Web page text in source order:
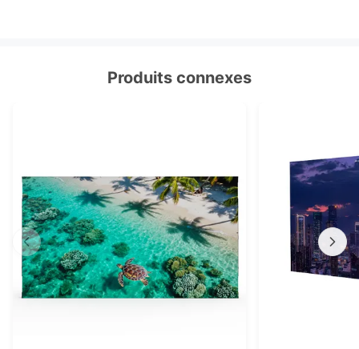
Produits connexes